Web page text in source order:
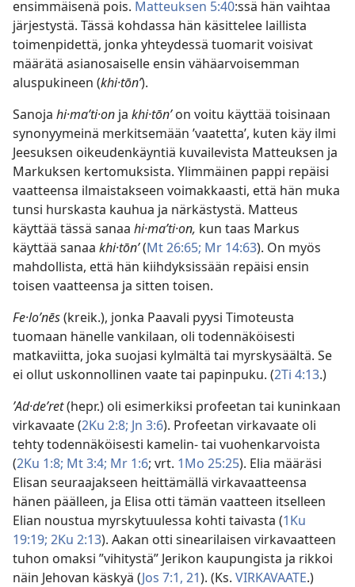
ensimmäisenä pois. Matteuksen 5:40:ssä hän vaihtaa
järjestystä. Tässä kohdassa hän käsittelee laillista
toimenpidettä, jonka yhteydessä tuomarit voisivat
määrätä asianosaiselle ensin vähäarvoisemman
aluspukineen (khi·tōnʹ).
Sanoja hi·maʹti·on ja khi·tōnʹon voitu käyttää toisinaan
synonyymeinä merkitsemään ’vaatetta’, kuten käy ilmi
Jeesuksen oikeudenkäyntiä kuvailevista Matteuksen ja
Markuksen kertomuksista. Ylimmäinen pappi repäisi
vaatteensa ilmaistakseen voimakkaasti, että hän muka
tunsi hurskasta kauhua ja närkästystä. Matteus
käyttää tässä sanaa hi·maʹti·on, kun taas Markus
käyttää sanaa khi·tōnʹ(Mt 26:65; Mr 14:63). On myös
mahdollista, että hän kiihdyksissään repäisi ensin
toisen vaatteensa ja sitten toisen.
Fe·loʹnēs(kreik.), jonka Paavali pyysi Timoteusta
tuomaan hänelle vankilaan, oli todennäköisesti
matkaviitta, joka suojasi kylmältä tai myrskysäältä. Se
ei ollut uskonnollinen vaate tai papinpuku. (2Ti 4:13.)
ʼAd·deʹret(hepr.) oli esimerkiksi profeetan tai kuninkaan
virkavaate (2Ku 2:8; Jn 3:6). Profeetan virkavaate oli
tehty todennäköisesti kamelin- tai vuohenkarvoista
(2Ku 1:8; Mt 3:4; Mr 1:6; vrt. 1Mo 25:25). Elia määräsi
Elisan seuraajakseen heittämällä virkavaatteensa
hänen päälleen, ja Elisa otti tämän vaatteen itselleen
Elian noustua myrskytuulessa kohti taivasta (1Ku
19:19; 2Ku 2:13). Aakan otti sinearilaisen virkavaatteen
tuhon omaksi ”vihitystä” Jerikon kaupungista ja rikkoi
näin Jehovan käskyä (Jos 7:1, 21). (Ks. VIRKAVAATE.)